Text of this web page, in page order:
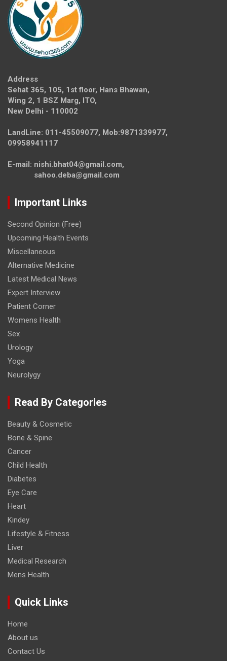
Address
Sehat 365, 105, 1st floor, Hans Bhawan,
Wing 2, 1 BSZ Marg, ITO,
New Delhi - 110002
LandLine: 011-45509077, Mob:9871339977,
09958941117
E-mail: nishi.bhat04@gmail.com,
sahoo.deba@gmail.com
Important Links
Second Opinion (Free)
Upcoming Health Events
Miscellaneous
Alternative Medicine
Latest Medical News
Expert Interview
Patient Corner
Womens Health
Sex
Urology
Yoga
Neurolygy
Read By Categories
Beauty & Cosmetic
Bone & Spine
Cancer
Child Health
Diabetes
Eye Care
Heart
Kindey
Lifestyle & Fitness
Liver
Medical Research
Mens Health
Quick Links
Home
About us
Contact Us